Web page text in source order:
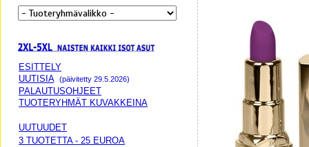
ESITTELY
UUTISIA
(päivitetty 29.5.2026)
PALAUTUSOHJEET
TUOTERYHMÄT KUVAKKEINA
UUTUUDET
3 TUOTETTA - 25 EUROA